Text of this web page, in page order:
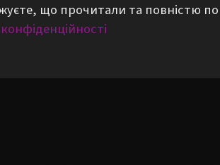
що прочитали та повністю